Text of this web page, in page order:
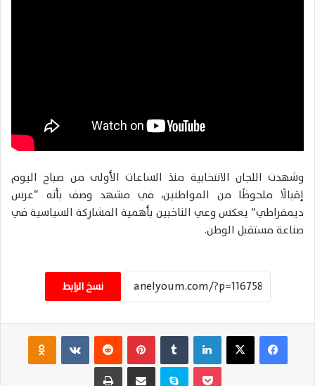
وشهدت اللجان الانتخابية منذ الساعات الأولى من صباح اليوم
إقبالًا ملحوظًا من المواطنين، في مشهد وصف بأنه “عرس
ديمقراطي” يعكس وعي الناخبين بأهمية المشاركة السياسية في
صناعة مستقبل الوطن.
نسخ الرابط
فيسبوك ‫X لينكدإن بينتيريست ‏VKontakte
سكايب مشاركة عبر البريد طباعة